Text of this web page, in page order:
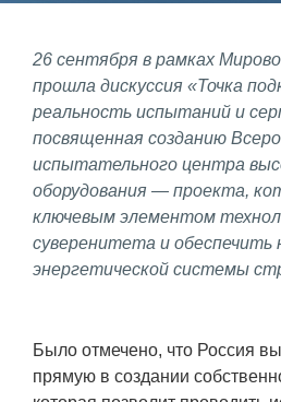
Фундаментальные и
исследования
Газодинамические
Экспериментальная
Космическая защита
Забабахинские научные
Семинар «Радиационная
Аспирантура
Премии молодым
26 сентября в рамках
прошла дискуссия «Точка
реальность испытаний и
посвященная созданию
испытательного центра
оборудования — проекта,
ключевым элементом
суверенитета и обеспечить
энергетической системы
Было отмечено, что Россия
прямую в создании